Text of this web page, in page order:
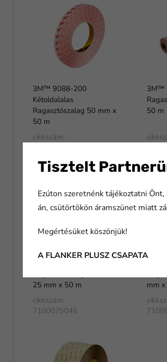
3M™ 9088-200
Kétoldalalas
Ragasztószalag 50 mm x
50 m
cikkszám:
3M™
50 m
25 mm x 50 m
cikkszám:
7100075046
mm
Tisztelt
Ezúton szeretnénk tájékoztatni
án, csütörtökön áramszünet miatt
Megértésüket köszönjük!
A FLANKER PLUSZ CSAPATA